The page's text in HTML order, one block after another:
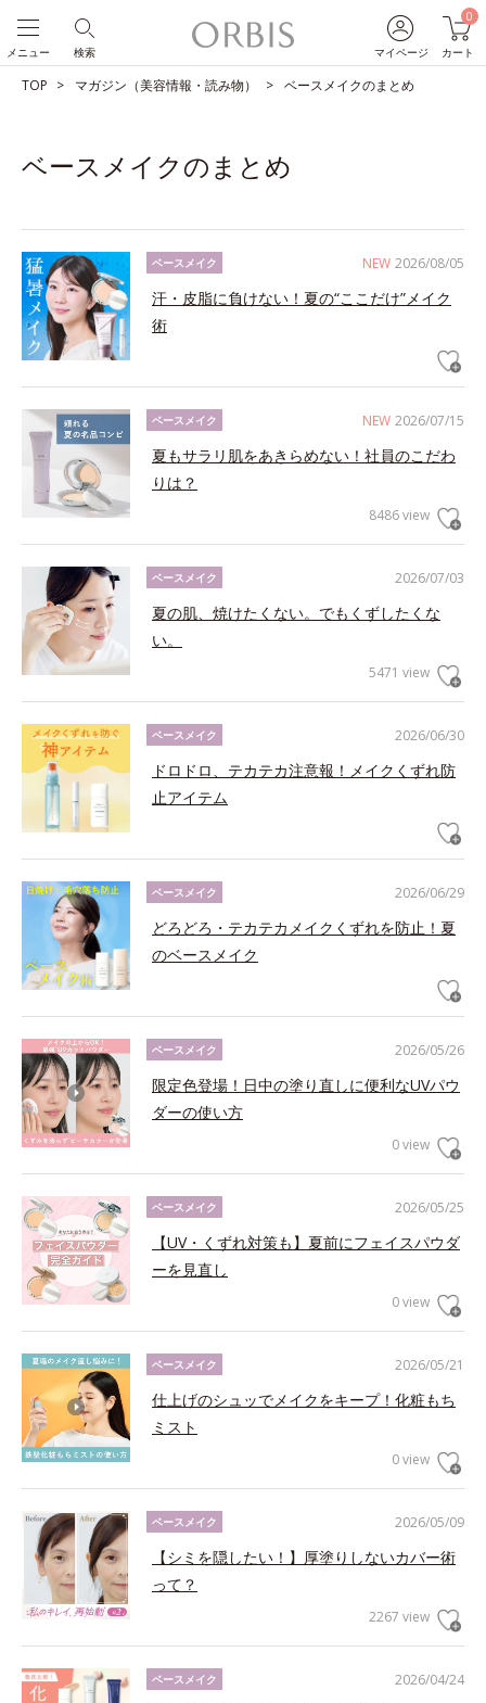
マイページ
0
カート
検索
メニュー
TOP マガジン（美容情報・読み物） ベースメイクのまとめ
ベースメイクのまとめ
NEW 2026/08/05
ベースメイク
汗・皮脂に負けない！夏の“ここだけ”メイク
術
NEW 2026/07/15
ベースメイク
夏もサラリ肌をあきらめない！社員のこだわ
りは？
8486 view
2026/07/03
ベースメイク
夏の肌、焼けたくない。でもくずしたくな
い。
5471 view
2026/06/30
ベースメイク
ドロドロ、テカテカ注意報！メイクくずれ防
止アイテム
2026/06/29
ベースメイク
どろどろ・テカテカメイクくずれを防止！夏
のベースメイク
2026/05/26
ベースメイク
限定色登場！日中の塗り直しに便利なUVパウ
ダーの使い方
0 view
2026/05/25
ベースメイク
【UV・くずれ対策も】夏前にフェイスパウダ
ーを見直し
0 view
2026/05/21
ベースメイク
仕上げのシュッでメイクをキープ！化粧もち
ミスト
0 view
2026/05/09
ベースメイク
【シミを隠したい！】厚塗りしないカバー術
って？
2267 view
2026/04/24
ベースメイク